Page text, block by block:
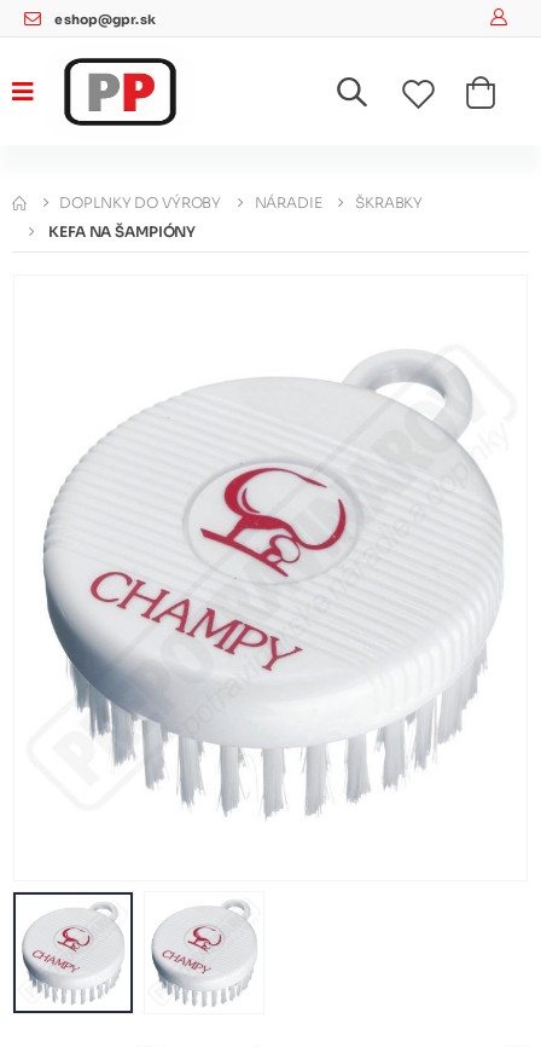
eshop@gpr.sk
DOPLNKY DO VÝROBY NÁRADIE
ŠKRABKY
KEFA NA ŠAMPIÓNY